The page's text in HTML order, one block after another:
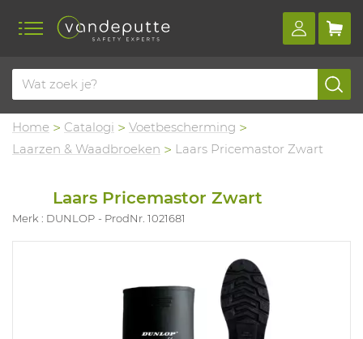
Home Catalogi
Voetbescherming
Laarzen & Waadbroeken
Laars Pricemastor Zwart
Laars Pricemastor Zwart
Merk : DUNLOP ProdNr. 1021681